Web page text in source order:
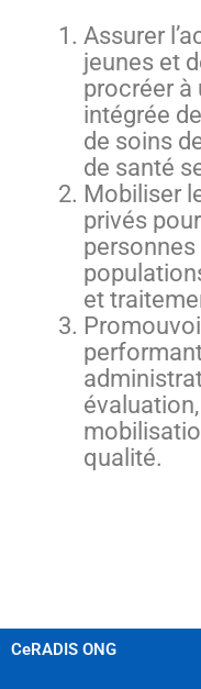
Assurer
jeunes et
procréer
intégrée
de soins
de santé
Mobiliser
privés
et
qualité.
CeRADIS ONG